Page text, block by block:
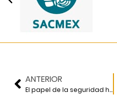
ANTERIOR
El papel de la seguridad hídrica, de camino hacia la transición energética